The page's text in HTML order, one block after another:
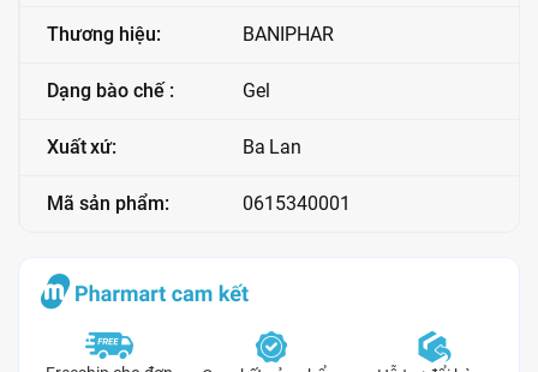
Thương hiệu: BANIPHAR
Dạng bào chế : Gel
Xuất xứ: Ba Lan
Mã sản phẩm: 0615340001